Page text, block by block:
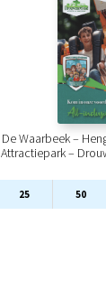
De Waarbeek –
Attractiepark –
25 50